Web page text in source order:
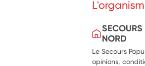
NORD
Le Secours
opinions,